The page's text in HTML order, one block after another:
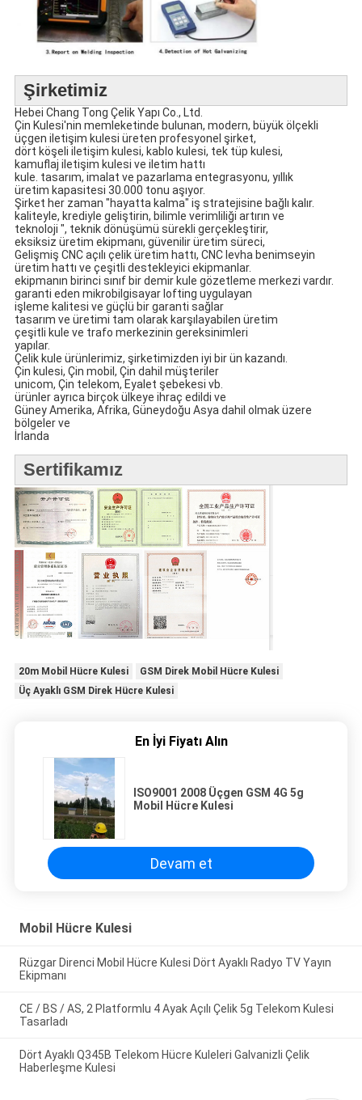
Şirketimiz
Hebei Chang Tong Çelik Yapı Co., Ltd.
Çin Kulesi'nin memleketinde bulunan, modern, büyük ölçekli
üçgen iletişim kulesi üreten profesyonel şirket,
dört köşeli iletişim kulesi, kablo kulesi, tek tüp kulesi,
kamuflaj iletişim kulesi ve iletim hattı
kule. tasarım, imalat ve pazarlama entegrasyonu, yıllık
üretim kapasitesi 30.000 tonu aşıyor.
Şirket her zaman "hayatta kalma" iş stratejisine bağlı kalır.
kaliteyle, krediyle geliştirin, bilimle verimliliği artırın ve
teknoloji ", teknik dönüşümü sürekli gerçekleştirir,
eksiksiz üretim ekipmanı, güvenilir üretim süreci,
Gelişmiş CNC açılı çelik üretim hattı, CNC levha benimseyin
üretim hattı ve çeşitli destekleyici ekipmanlar.
ekipmanın birinci sınıf bir demir kule gözetleme merkezi vardır.
garanti eden mikrobilgisayar lofting uygulayan
işleme kalitesi ve güçlü bir garanti sağlar
tasarım ve üretimi tam olarak karşılayabilen üretim
çeşitli kule ve trafo merkezinin gereksinimleri
yapılar.
Çelik kule ürünlerimiz, şirketimizden iyi bir ün kazandı.
Çin kulesi, Çin mobil, Çin dahil müşteriler
unicom, Çin telekom, Eyalet şebekesi vb.
ürünler ayrıca birçok ülkeye ihraç edildi ve
Güney Amerika, Afrika, Güneydoğu Asya dahil olmak üzere
bölgeler ve
İrlanda
Sertifikamız
20m Mobil Hücre Kulesi
GSM Direk Mobil Hücre Kulesi
Üç Ayaklı GSM Direk Hücre Kulesi
En İyi Fiyatı Alın
ISO9001 2008 Üçgen GSM 4G 5g
Mobil Hücre Kulesi
Devam et
Mobil Hücre Kulesi
Rüzgar Direnci Mobil Hücre Kulesi Dört Ayaklı Radyo TV Yayın
Ekipmanı
CE / BS / AS, 2 Platformlu 4 Ayak Açılı Çelik 5g Telekom Kulesi
Tasarladı
Dört Ayaklı Q345B Telekom Hücre Kuleleri Galvanizli Çelik
Haberleşme Kulesi